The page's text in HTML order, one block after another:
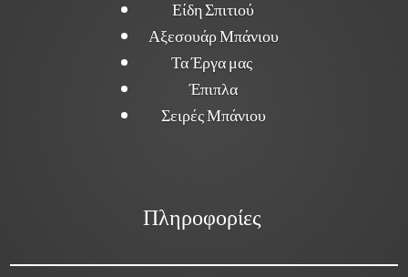
Είδη Σπιτιού
Αξεσουάρ Μπάνιου
Τα Έργα μας
Έπιπλα
Σειρές Μπάνιου
Πληροφορίες